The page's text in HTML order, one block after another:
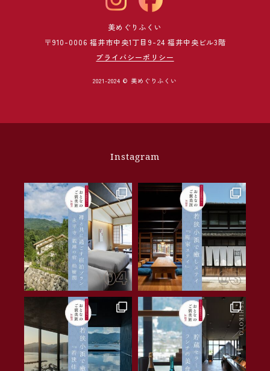
美めぐりふくい
〒910-0006 福井市中央1丁目9-24 福井中央ビル3階
プライバシーポリシー
2021-2024 © 美めぐりふくい
Instagram